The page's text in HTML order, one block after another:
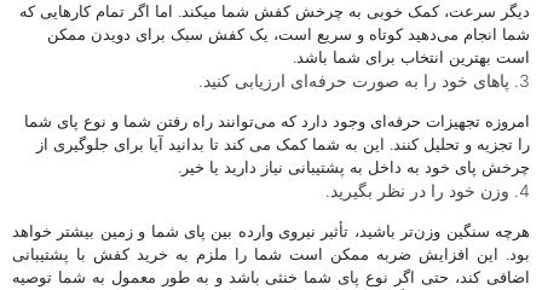
دیگر سرعت، کمک خوبی به چرخش کفش شما میکند. اما اگر تمام کارهایی که
شما انجام می‌دهید کوتاه و سریع است، یک کفش سبک برای دویدن ممکن
است بهترین انتخاب برای شما باشد.
3. پاهای خود را به صورت حرفه‌ای ارزیابی کنید.
امروزه تجهیزات حرفه‌ای وجود دارد که می‌توانند راه رفتن شما و نوع پای شما
را تجزیه و تحلیل کنند. این به شما کمک می کند تا بدانید آیا برای جلوگیری از
چرخش پای خود به داخل به پشتیبانی نیاز دارید یا خیر.
4. وزن خود را در نظر بگیرید.
هرچه سنگین وزن‌تر باشید، تأثیر نیروی وارده بین پای شما و زمین بیشتر خواهد
بود. این افزایش ضربه ممکن است شما را ملزم به خرید کفش با پشتیبانی
اضافی کند، حتی اگر نوع پای شما خنثی باشد و به طور معمول به شما توصیه